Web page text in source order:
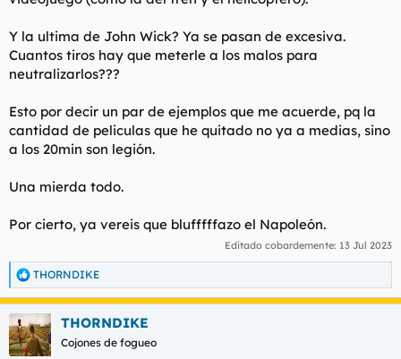
Y la ultima de John Wick? Ya se pasan de excesiva.
Cuantos tiros hay que meterle a los malos para
neutralizarlos???
Esto por decir un par de ejemplos que me acuerde, pq la
cantidad de peliculas que he quitado no ya a medias, sino
a los 20min son legión.
Una mierda todo.
Por cierto, ya vereis que blufffffazo el Napoleón.
Editado cobardemente: 13 Jul 2023
R
e
a
c
c
i
THORNDIKE
THORNDIKE
Cojones de fogueo